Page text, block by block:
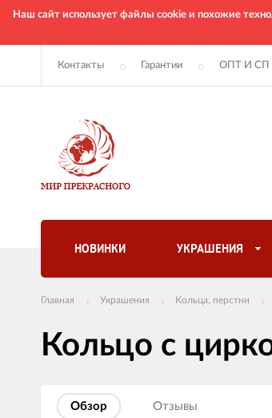
Наш сайт использует файлы cookie и похожие
Контакты Гарантии ОПТ И СП
НОВИНКИ УКРАШЕНИЯ
Главная Украшения Кольца, перстни
Кольцо с
Обзор Отзывы